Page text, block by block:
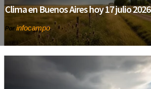
Clima en Buenos Aires hoy 17 julio 2026
Por infocampo